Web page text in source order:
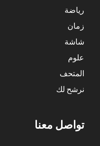
رياضة
زمان
شاشة
علوم
المتحف
نرشح لك
تواصل معنا